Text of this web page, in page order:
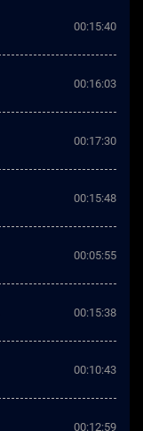
00:15:40
00:16:03
00:17:30
00:15:48
00:05:55
00:15:38
00:10:43
00:12:59